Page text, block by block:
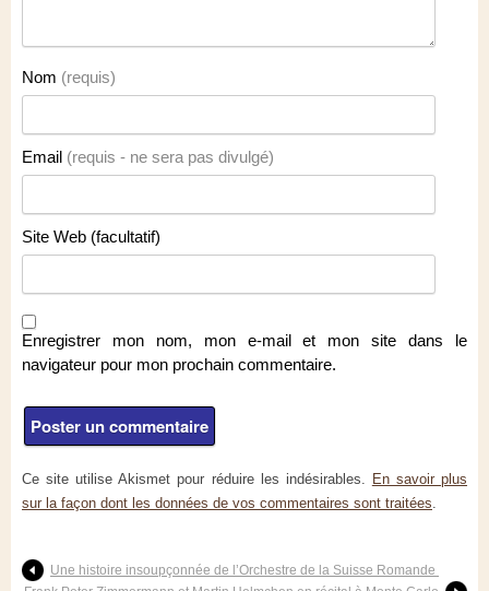
Nom (requis)
Email (requis - ne sera pas divulgé)
Site Web (facultatif)
Enregistrer mon nom, mon e-mail et mon site dans le
navigateur pour mon prochain commentaire.
Ce site utilise Akismet pour réduire les indésirables. En savoir plus
sur la façon dont les données de vos commentaires sont traitées
Une histoire insoupçonnée de l’Orchestre de la Suisse Romande